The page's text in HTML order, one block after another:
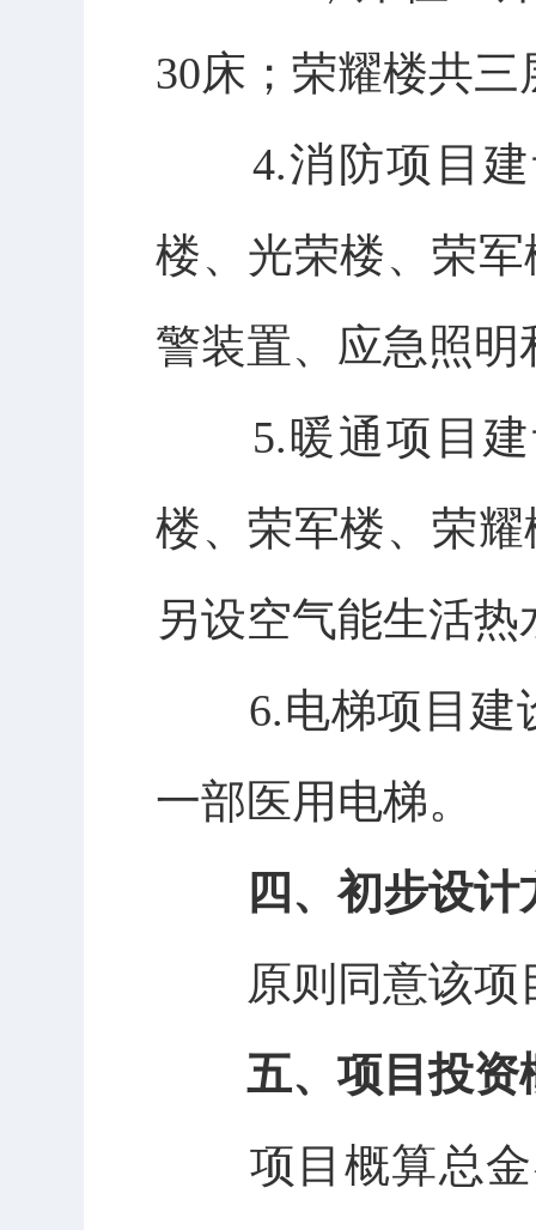
30床；荣耀楼共三
4.消防项目
楼、光荣楼、荣
警装置、应急照
5.暖通项目
楼、荣军楼、荣
另设空气能生活
6.电梯项目建
一部医用电梯。
四、初步设计
原则同意该
五、 项目投资
项目概算总